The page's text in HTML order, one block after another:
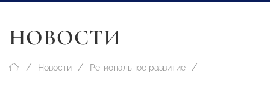
НОВОСТИ
Новости Региональное развитие